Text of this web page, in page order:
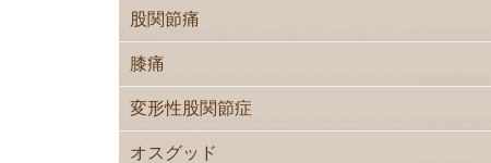
股関節痛
膝痛
変形性股関節症
オスグッド